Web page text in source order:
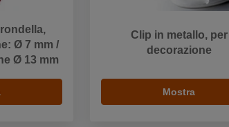
Ø 7 mm /
Ø 13 mm
Clip in metallo, per
decorazione
Mostra